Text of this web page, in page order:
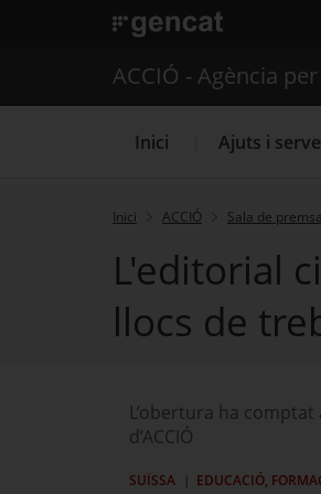
. Obre en una nova
Serveis
ACCIÓ - Agència
Inici Ajuts i
Inici ACCIÓ Sala de
L'editorial
llocs de
L’obertura ha
d’ACCIÓ
SUÏSSA
EDUCACIÓ,